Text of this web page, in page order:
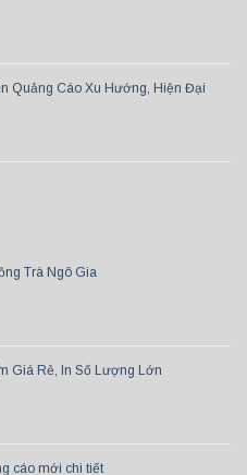
Quảng Cáo Xu Hướng, Hiện Đại
Trà Ngô Gia
Giá Rẻ, In Số Lượng Lớn
cáo mới chi tiết